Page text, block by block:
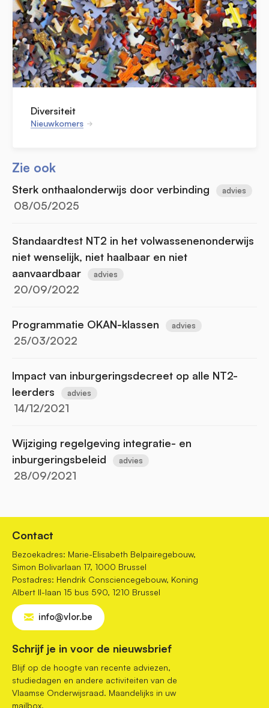
Diversiteit
Nieuwkomers
Zie ook
Sterk onthaalonderwijs door verbinding advies
08/05/2025
Standaardtest NT2 in het volwassenenonderwijs
niet wenselijk, niet haalbaar en niet
aanvaardbaar
advies
20/09/2022
Programmatie OKAN-klassen advies
25/03/2022
Impact van inburgeringsdecreet op alle NT2-
leerders
advies
14/12/2021
Wijziging regelgeving integratie- en
inburgeringsbeleid
advies
28/09/2021
Contact
Bezoekadres: Marie-Elisabeth Belpairegebouw,
Simon Bolivarlaan 17, 1000 Brussel
Postadres: Hendrik Consciencegebouw, Koning
Albert II-laan 15 bus 590, 1210 Brussel
info@vlor.be
Schrijf je in voor de nieuwsbrief
Blijf op de hoogte van recente adviezen,
studiedagen en andere activiteiten van de
Vlaamse Onderwijsraad. Maandelijks in uw
mailbox.